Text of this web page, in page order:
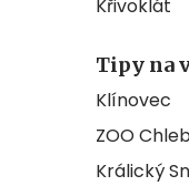
Křivoklát
Tipy na
Klínovec
ZOO
Králický